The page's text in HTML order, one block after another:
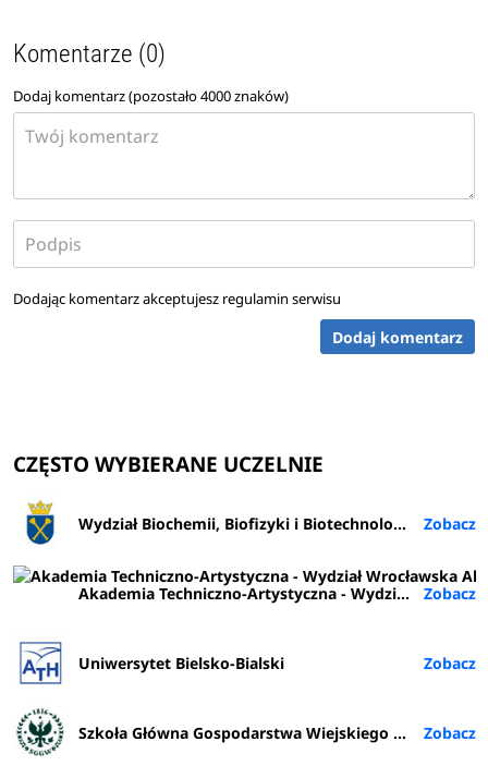
Komentarze (0)
Dodaj komentarz (pozostało4000znaków)
Dodając komentarz akceptujesz regulamin serwisu
Dodaj komentarz
CZĘSTO WYBIERANE UCZELNIE
Wydział Biochemii, Biofizyki i Biotechnologii UJ
Akademia Techniczno-Artystyczna - Wydział Wrocławska Akademia Biznesu (ATA Wrocław)
Uniwersytet Bielsko-Bialski
Szkoła Główna Gospodarstwa Wiejskiego w Warszawie